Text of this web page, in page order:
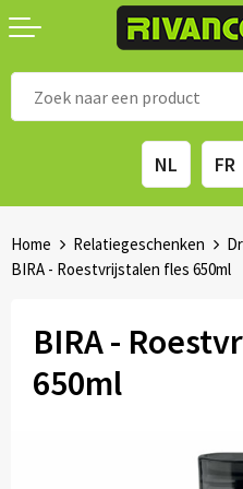
NL FR
Kantoorartikelen
Outdoor & vrije tijd
Technologie & Accessoires
◼ Eco-producten
◼ Survival gear
◼ Beurzen
◼ Feestdagen
Home Relatiegeschenken
BIRA - Roestvrijstalen fles 650ml
BIRA -
650ml